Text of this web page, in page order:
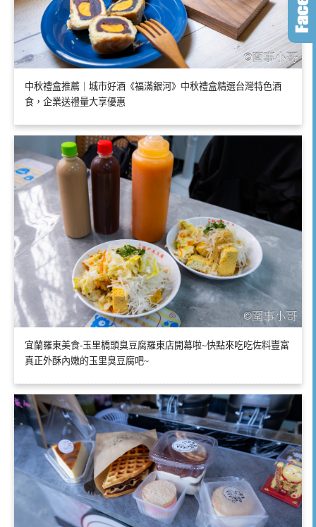
中秋禮盒推薦｜城市好酒《福滿銀河》中秋禮盒精選台灣特色酒
食，企業送禮量大享優惠
宜蘭羅東美食-玉里橋頭臭豆腐羅東店開幕啦~快點來吃吃佐料豐富
真正外酥內嫩的玉里臭豆腐吧~